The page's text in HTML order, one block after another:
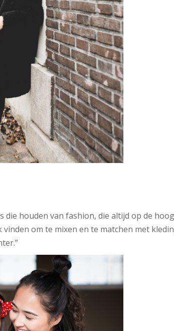
die houden van fashion, die altijd op de
om te mixen en te matchen met